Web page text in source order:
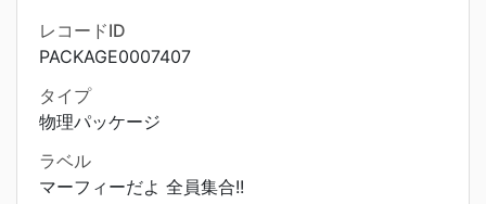
レコードID
PACKAGE0007407
タイプ
物理パッケージ
ラベル
マーフィーだよ 全員集合!!